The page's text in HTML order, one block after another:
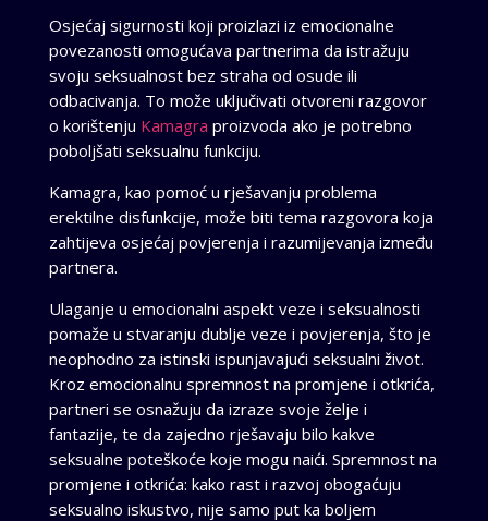
Osjećaj sigurnosti koji proizlazi iz emocionalne
povezanosti omogućava partnerima da istražuju
svoju seksualnost bez straha od osude ili
odbacivanja. To može uključivati otvoreni razgovor
o korištenju Kamagra proizvoda ako je potrebno
poboljšati seksualnu funkciju.
Kamagra, kao pomoć u rješavanju problema
erektilne disfunkcije, može biti tema razgovora koja
zahtijeva osjećaj povjerenja i razumijevanja između
partnera.
Ulaganje u emocionalni aspekt veze i seksualnosti
pomaže u stvaranju dublje veze i povjerenja, što je
neophodno za istinski ispunjavajući seksualni život.
Kroz emocionalnu spremnost na promjene i otkrića,
partneri se osnažuju da izraze svoje želje i
fantazije, te da zajedno rješavaju bilo kakve
seksualne poteškoće koje mogu naići. Spremnost na
promjene i otkrića: kako rast i razvoj obogaćuju
seksualno iskustvo, nije samo put ka boljem